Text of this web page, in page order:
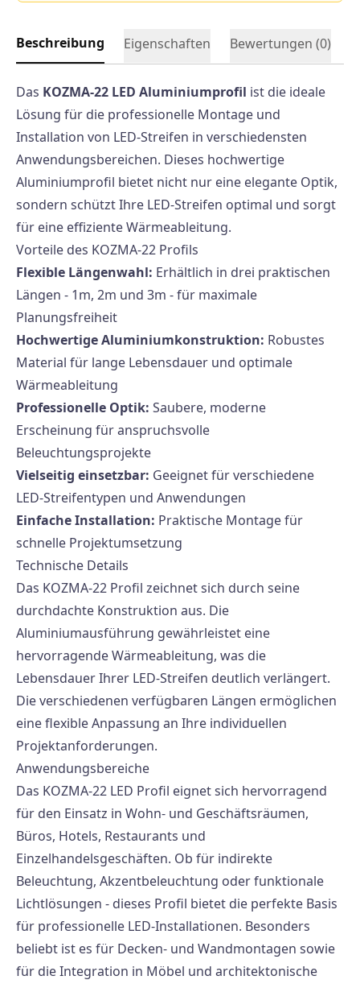
Beschreibung Eigenschaften Bewertungen (0)
Das KOZMA-22 LED Aluminiumprofil ist die ideale
Lösung für die professionelle Montage und
Installation von LED-Streifen in verschiedensten
Anwendungsbereichen. Dieses hochwertige
Aluminiumprofil bietet nicht nur eine elegante Optik,
sondern schützt Ihre LED-Streifen optimal und sorgt
für eine effiziente Wärmeableitung.
Vorteile des KOZMA-22 Profils
Flexible Längenwahl: Erhältlich in drei praktischen
Längen - 1m, 2m und 3m - für maximale
Planungsfreiheit
Hochwertige Aluminiumkonstruktion: Robustes
Material für lange Lebensdauer und optimale
Wärmeableitung
Professionelle Optik: Saubere, moderne
Erscheinung für anspruchsvolle
Beleuchtungsprojekte
Vielseitig einsetzbar: Geeignet für verschiedene
LED-Streifentypen und Anwendungen
Einfache Installation: Praktische Montage für
schnelle Projektumsetzung
Technische Details
Das KOZMA-22 Profil zeichnet sich durch seine
durchdachte Konstruktion aus. Die
Aluminiumausführung gewährleistet eine
hervorragende Wärmeableitung, was die
Lebensdauer Ihrer LED-Streifen deutlich verlängert.
Die verschiedenen verfügbaren Längen ermöglichen
eine flexible Anpassung an Ihre individuellen
Projektanforderungen.
Anwendungsbereiche
Das KOZMA-22 LED Profil eignet sich hervorragend
für den Einsatz in Wohn- und Geschäftsräumen,
Büros, Hotels, Restaurants und
Einzelhandelsgeschäften. Ob für indirekte
Beleuchtung, Akzentbeleuchtung oder funktionale
Lichtlösungen - dieses Profil bietet die perfekte Basis
für professionelle LED-Installationen. Besonders
beliebt ist es für Decken- und Wandmontagen sowie
für die Integration in Möbel und architektonische